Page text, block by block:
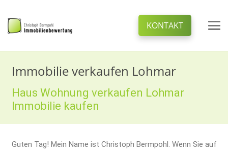
KONTAKT
Immobilie verkaufen Lohmar
Haus Wohnung verkaufen Lohmar
Immobilie kaufen
Guten Tag! Mein Name ist Christoph Bermpohl. Wenn Sie auf